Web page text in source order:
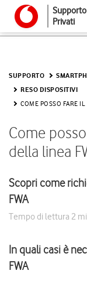
Supporto
Privati
SUPPORTO
RESO DISPOSITIVI
COME POSSO FARE
Come
della linea
Scopri come
FWA
Tempo di lettura 2
In quali casi è
FWA